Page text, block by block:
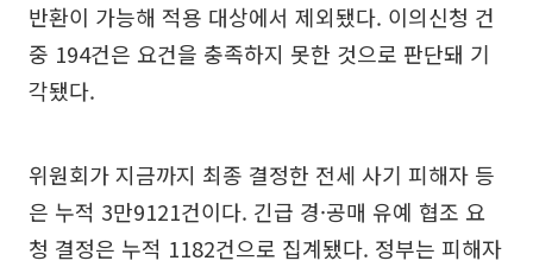
반환이 가능해 적용 대상에서 제외됐다. 이의신청 건
중 194건은 요건을 충족하지 못한 것으로 판단돼 기
각됐다.
위원회가 지금까지 최종 결정한 전세 사기 피해자 등
은 누적 3만9121건이다. 긴급 경·공매 유예 협조 요
청 결정은 누적 1182건으로 집계됐다. 정부는 피해자